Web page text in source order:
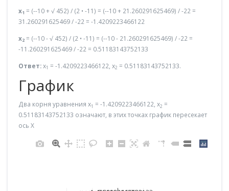
x1 = (--10 + √ 452) / (2 • -11) = (--10 + 21.260291625469) / -22 =
31.260291625469 / -22 = -1.4209223466122
x2 = (--10 - √ 452) / (2 • -11) = (--10 - 21.260291625469) / -22 =
-11.260291625469 / -22 = 0.51183143752133
Ответ:x1 = -1.4209223466122, x2 = 0.51183143752133.
График
Два корня уравнения x1 = -1.4209223466122, x2 =
0.51183143752133 означают, в этих точках график пересекает
ось X